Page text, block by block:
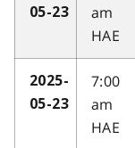
05-23
am
HAE
2025-
05-23
7:00
am
HAE